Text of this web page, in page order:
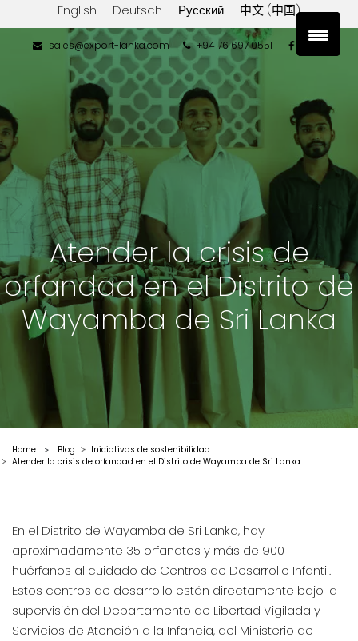
English Deutsch Русский 中文 (中国)
sales@export-lanka.com +94 76 697 0551
Atender la crisis de
orfandad en el Distrito de
Wayamba de Sri Lanka
Home > Blog
Iniciativas de sostenibilidad
Atender la crisis de orfandad en el Distrito de Wayamba de Sri Lanka
En el Distrito de Wayamba de Sri Lanka, hay
aproximadamente 35 orfanatos y más de 900
huérfanos al cuidado de Centros de Desarrollo Infantil.
Estos centros de desarrollo están directamente bajo la
supervisión del Departamento de Libertad Vigilada y
Servicios de Atención a la Infancia, del Ministerio de